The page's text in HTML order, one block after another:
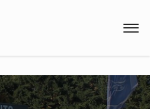
à 18h30
05000 GAP